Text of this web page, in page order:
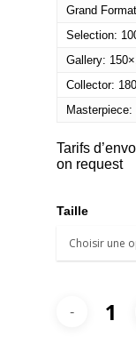
Grand
Selection:
Gallery:
Collector:
Masterpiece:
Tarifs
on request
Taille